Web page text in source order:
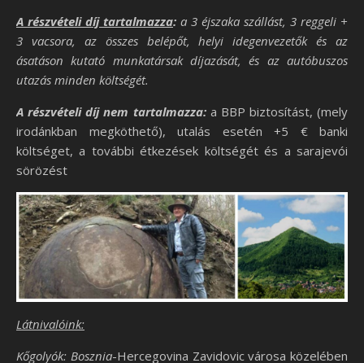
A részvételi díj tartalmazza: a 3 éjszaka szállást, 3 reggeli +
3 vacsora, az összes belépőt, helyi idegenvezetők és az
ásatáson kutató munkatársak díjazását, és az autóbuszos
utazás minden költségét.
A részvételi díj nem tartalmazza: a BBP biztosítást, (mely
irodánkban megköthető), utalás esetén +5 € banki
költséget, a további étkezések költségét és a sarajevói
sörözést
Látnivalóink:
Kőgolyók: Bosznia-Hercegovina Zavidovic városa közelében